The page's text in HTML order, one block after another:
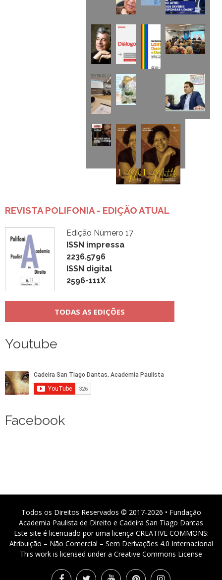
REVISTA POLIFONIA - EDIÇÃO ATUAL
Edição Número 17
ISSN impressa
2236.5796
ISSN digital
2596-111X
TODAS AS EDIÇÕES
Youtube
Facebook
Todos os Direitos Reservados © 2017-2026 • Fundação
Academia Paulista de Direito e Cadeira San Tiago Dantas
Este site é licenciado por uma licença CREATIVE COMMONS:
Atribuição – Não Comercial – Sem Derivações 4.0 Internacional
This work is licensed under a Creative Commons License